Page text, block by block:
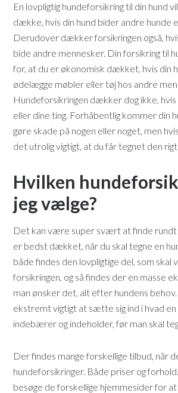
En lovpligtig hundeforsikring til din hund
dække, hvis din hund bider andre hunde
Derudover dækker forsikringen også,
bide andre mennesker. Din forsikring til
for, at du er økonomisk dækket, hvis din
ødelægge møbler eller tøj hos andre
Hundeforsikringen dækker dog ikke, hvis
eller dine ting. Forhåbentlig kommer din
gøre skade på nogen eller noget, men
det utrolig vigtigt, at du får tegnet den
Hvilken
jeg vælge?
Det kan være super svært at finde rundt
er bedst dækket, når du skal tegne en
både findes den lovpligtige del, som skal
forsikringen, og så findes der en masse
man ønsker det, alt efter hundens
ekstremt vigtigt at sætte sig ind i hvad
indebærer og indeholder, før man skal
Der findes mange forskellige tilbud, når
hundeforsikringer. Både priser og
besøge de forskellige hjemmesider for